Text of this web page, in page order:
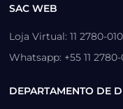
SAC WEB
Loja Virtual: 11 2780-
Whatsapp: +55 11 2780-
DEPARTAMENTO DE